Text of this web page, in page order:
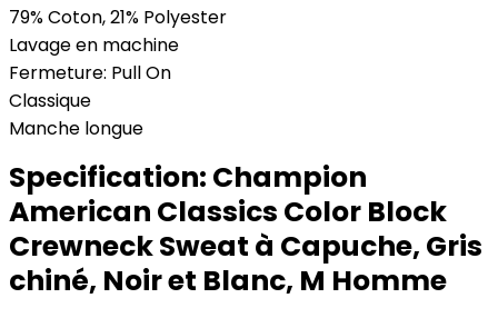
79% Coton, 21% Polyester
Lavage en machine
Fermeture: Pull On
Classique
Manche longue
Specification: Champion
American Classics Color Block
Crewneck Sweat à Capuche, Gris
chiné, Noir et Blanc, M Homme